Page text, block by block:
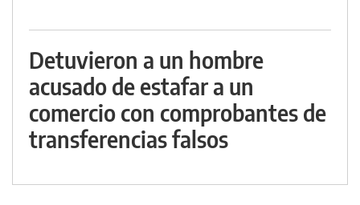
Detuvieron a un hombre
acusado de estafar a un
comercio con comprobantes de
transferencias falsos